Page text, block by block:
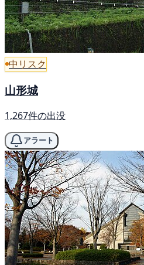
中リスク
山形城
1,267件の出没
アラート